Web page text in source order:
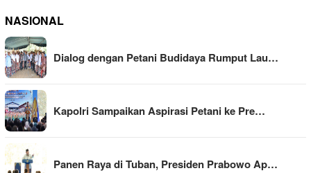
NASIONAL
Dialog dengan Petani Budidaya Rumput Lau…
Kapolri Sampaikan Aspirasi Petani ke Pre…
Panen Raya di Tuban, Presiden Prabowo Ap…